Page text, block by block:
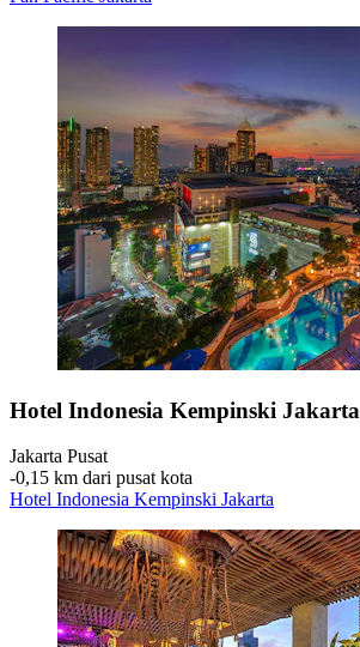
Hotel Indonesia Kempinski Jakarta
Jakarta Pusat
‐0,15 km dari pusat kota
Hotel Indonesia Kempinski Jakarta